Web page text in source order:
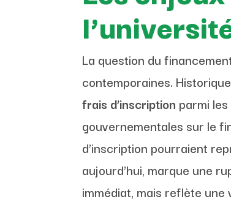
La question du
contemporaines.
frais d’inscription parmi
gouvernementales sur le
d’inscription pourraient
aujourd’hui, marque une
immédiat, mais reflète